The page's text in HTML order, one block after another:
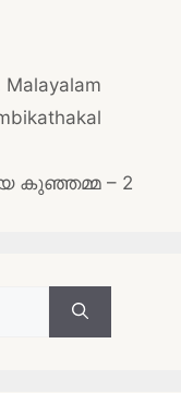
Malayalam
കുഞ്ഞമ്മ – 2